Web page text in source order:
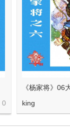
0
《杨家将》06
king